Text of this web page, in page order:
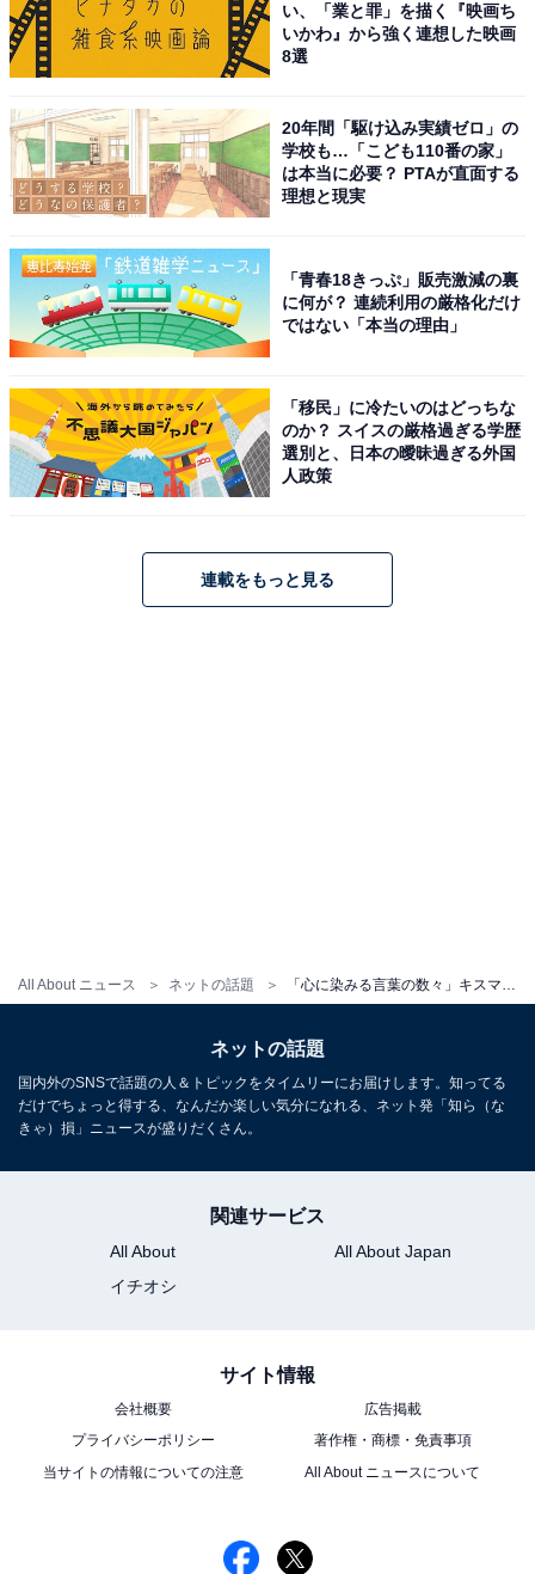
All About ニュース ネットの話題 「心に染みる言葉の数々」キスマイ・千賀健永、100の質問に本音で回答！ 「言語化、伝える力がすごい」
い、「業と罪」を描く『映画ち
いかわ』から強く連想した映画
8選
20年間「駆け込み実績ゼロ」の
学校も…「こども110番の家」
は本当に必要？ PTAが直面する
理想と現実
「青春18きっぷ」販売激減の裏
に何が？ 連続利用の厳格化だけ
ではない「本当の理由」
「移民」に冷たいのはどっちな
のか？ スイスの厳格過ぎる学歴
選別と、日本の曖昧過ぎる外国
人政策
連載をもっと見る
ネットの話題
国内外のSNSで話題の人＆トピックをタイムリーにお届けします。知ってる
だけでちょっと得する、なんだか楽しい気分になれる、ネット発「知ら（な
きゃ）損」ニュースが盛りだくさん。
関連サービス
All About
All About Japan
イチオシ
サイト情報
会社概要
広告掲載
プライバシーポリシー
著作権・商標・免責事項
当サイトの情報についての注意
All About ニュースについて